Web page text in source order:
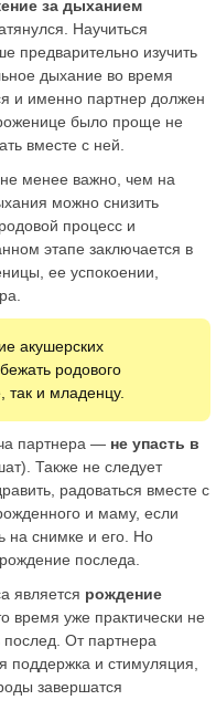
за дыханием
Научиться
предварительно изучить
дыхание во время
и именно партнер должен
было проще не
вместе с ней.
менее важно, чем на
можно снизить
процесс и
этапе заключается в
ее успокоении,
акушерских
родового
так и младенцу.
партнера — не упасть в
Также не следует
радоваться вместе с
и маму, если
на снимке и его. Но
последа.
является рождение
время уже практически не
послед. От партнера
поддержка и стимуляция,
завершатся